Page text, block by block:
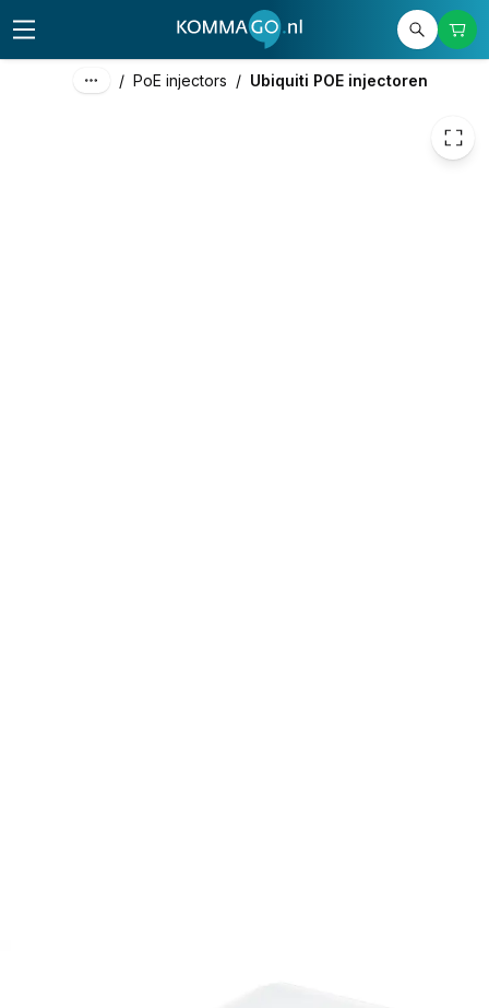
/ PoE injectors / Ubiquiti POE injectoren
€ 9,90